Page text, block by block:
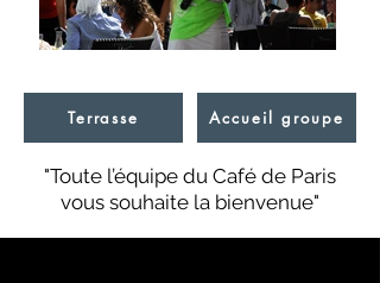
Terrasse Accueil groupe
"Toute l’équipe du Café de Paris
vous souhaite la bienvenue"